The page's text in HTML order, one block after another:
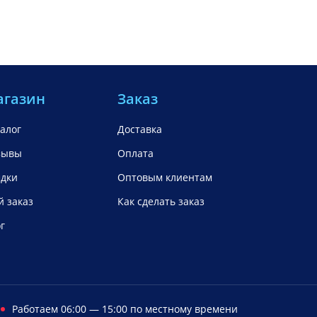
заказ
Заказ
Доставка
Оплата
Оптовым клиентам
Как сделать заказ
Работаем 06:00 — 15:00 по местному времени